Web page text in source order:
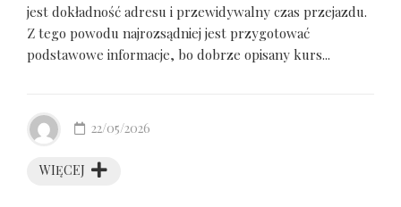
jest dokładność adresu i przewidywalny czas przejazdu.
Z tego powodu najrozsądniej jest przygotować
podstawowe informacje, bo dobrze opisany kurs...
WIĘCEJ
22/05/2026